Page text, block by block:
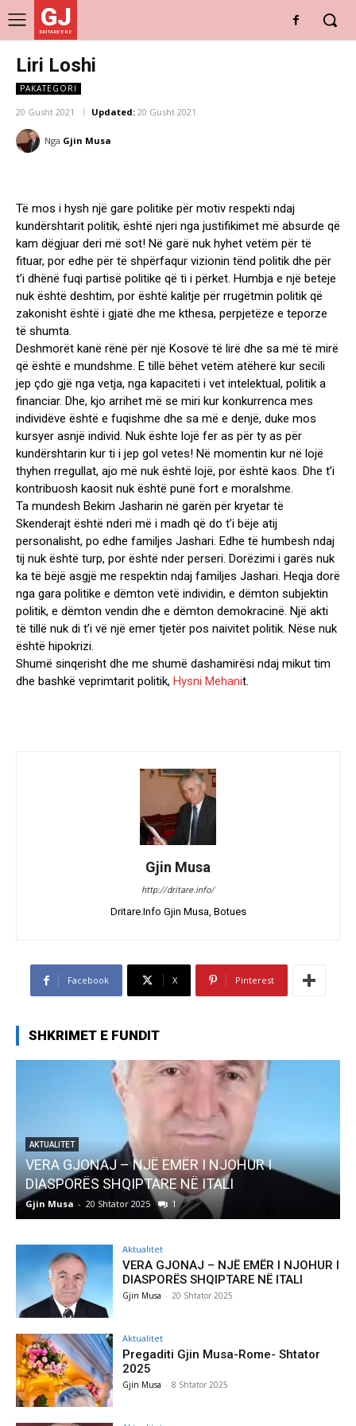
GJ
DRITARE E RE
Liri Loshi
PAKATEGORI
20 Gusht 2021 Updated: 20 Gusht 2021
Nga Gjin Musa
Të mos i hysh një gare politike për motiv respekti ndaj
kundërshtarit politik, është njeri nga justifikimet më absurde që
kam dëgjuar deri më sot! Në garë nuk hyhet vetëm për të
fituar, por edhe për të shpërfaqur vizionin tënd politik dhe për
t’i dhënë fuqi partisë politike që ti i përket. Humbja e një beteje
nuk është deshtim, por është kalitje për rrugëtmin politik që
zakonisht është i gjatë dhe me kthesa, perpjetëze e teporze
të shumta.
Deshmorët kanë rënë për një Kosovë të lirë dhe sa më të mirë
që është e mundshme. E tillë bëhet vetëm atëherë kur secili
jep çdo gjë nga vetja, nga kapaciteti i vet intelektual, politik a
financiar. Dhe, kjo arrihet më se miri kur konkurrenca mes
individëve është e fuqishme dhe sa më e denjë, duke mos
kursyer asnjë individ. Nuk ështe lojë fer as për ty as për
kundërshtarin kur ti i jep gol vetes! Në momentin kur në lojë
thyhen rregullat, ajo më nuk është lojë, por është kaos. Dhe t’i
kontribuosh kaosit nuk është punë fort e moralshme.
Ta mundesh Bekim Jasharin në garën për kryetar të
Skenderajt është nderi më i madh që do t’i bëje atij
personalisht, po edhe familjes Jashari. Edhe të humbesh ndaj
tij nuk është turp, por është nder perseri. Dorëzimi i garës nuk
ka të bëjë asgjë me respektin ndaj familjes Jashari. Heqja dorë
nga gara politike e dëmton vetë individin, e dëmton subjektin
politik, e dëmton vendin dhe e dëmton demokracinë. Një akti
të tillë nuk di t’i vë një emer tjetër pos naivitet politik. Nëse nuk
është hipokrizi.
Shumë sinqerisht dhe me shumë dashamirësi ndaj mikut tim
dhe bashkë veprimtarit politik, Hysni Mehanit.
Gjin Musa
http://dritare.info/
Dritare.Info Gjin Musa, Botues
Facebook X Pinterest
SHKRIMET E FUNDIT
AKTUALITET
Pregaditi Gjin Musa-Rome- Shtator 2025
Gjin Musa - 8 Shtator 2025
Aktualitet
VERA GJONAJ – NJË EMËR I NJOHUR I
DIASPORËS SHQIPTARE NË ITALI
Gjin Musa - 20 Shtator 2025
Aktualitet
Pregaditi Gjin Musa-Rome- Shtator
2025
Gjin Musa - 8 Shtator 2025